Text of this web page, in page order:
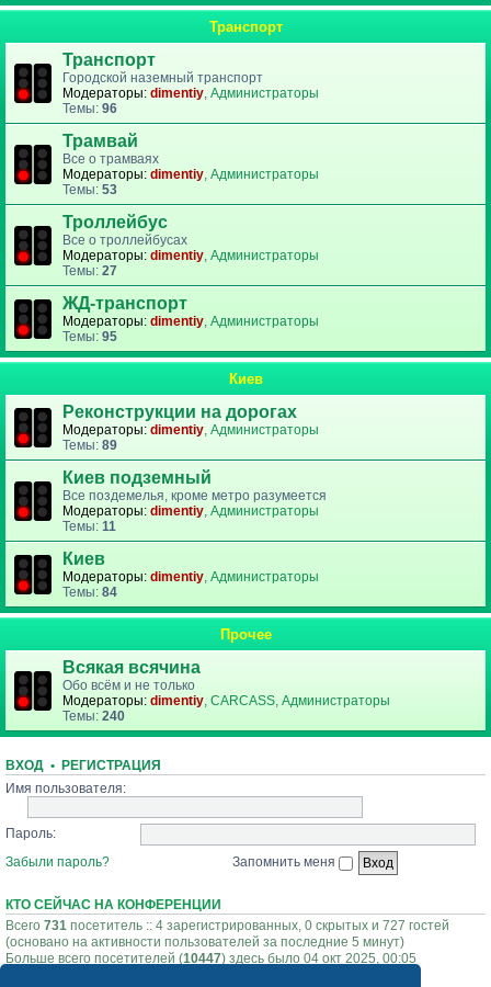
Транспорт
Транспорт
Городской наземный транспорт
Модераторы: dimentiy, Администраторы
Темы: 96
Трамвай
Все о трамваях
Модераторы: dimentiy, Администраторы
Темы: 53
Троллейбус
Все о троллейбусах
Модераторы: dimentiy, Администраторы
Темы: 27
ЖД-транспорт
Модераторы: dimentiy, Администраторы
Темы: 95
Киев
Реконструкции на дорогах
Модераторы: dimentiy, Администраторы
Темы: 89
Киев подземный
Все поздемелья, кроме метро разумеется
Модераторы: dimentiy, Администраторы
Темы: 11
Киев
Модераторы: dimentiy, Администраторы
Темы: 84
Прочее
Всякая всячина
Обо всём и не только
Модераторы: dimentiy, CARCASS, Администраторы
Темы: 240
ВХОД • РЕГИСТРАЦИЯ
Имя пользователя:
Пароль:
Забыли пароль?
Запомнить меня
КТО СЕЙЧАС НА КОНФЕРЕНЦИИ
Всего 731 посетитель :: 4 зарегистрированных, 0 скрытых и 727 гостей
(основано на активности пользователей за последние 5 минут)
Больше всего посетителей (10447) здесь было 04 окт 2025, 00:05